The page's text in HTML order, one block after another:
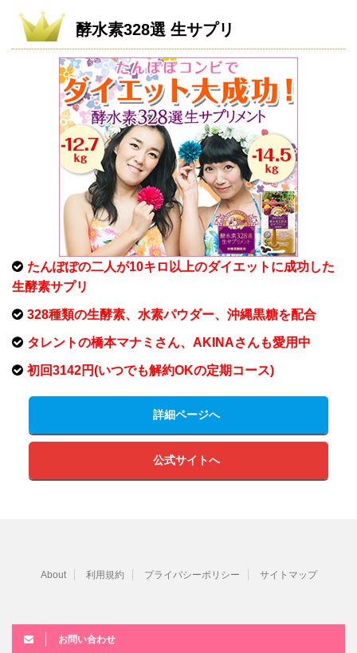
酵水素328選 生サプリ
たんぽぽの二人が10キロ以上のダイエットに成功した
生酵素サプリ
328種類の生酵素、水素パウダー、沖縄黒糖を配合
タレントの橋本マナミさん、AKINAさんも愛用中
初回3142円(いつでも解約OKの定期コース)
詳細ページへ
公式サイトへ
About 利用規約 プライバシーポリシー サイトマップ
お問い合わせ